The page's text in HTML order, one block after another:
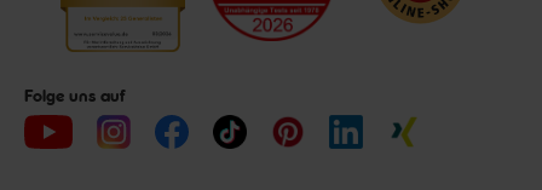
Folge uns auf